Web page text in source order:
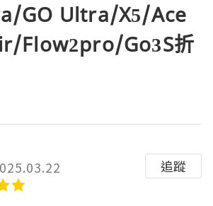
GO Ultra/X5/Ace
Flow2pro/Go3S折
追蹤